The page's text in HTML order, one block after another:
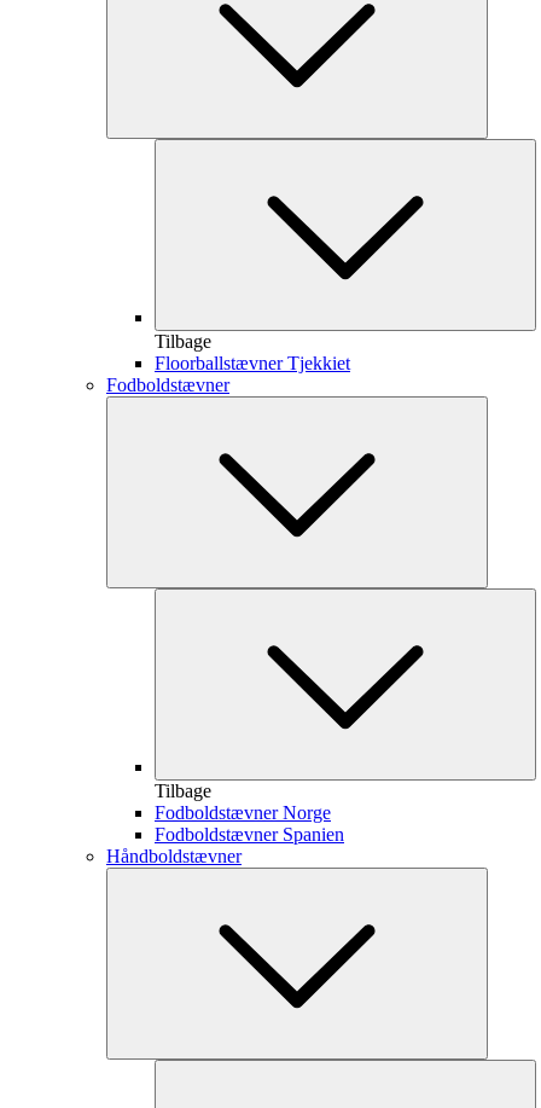
Tilbage
Floorballstævner Tjekkiet
Fodboldstævner
Tilbage
Fodboldstævner Norge
Fodboldstævner Spanien
Håndboldstævner